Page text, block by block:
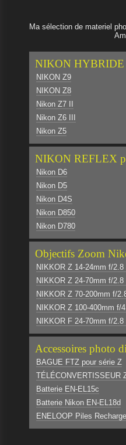
Ma sélection de materiel
NIKON HYBRIDE
NIKON Z9
NIKON Z8
Nikon Z7 II
Nikon Z6 III
Nikon Z5
NIKON REFLEX
Nikon D6
Nikon D5
Nikon D4S
Nikon D850
Nikon D780
Objectifs Zoom
NIKKOR Z 14-24mm f/2.8
NIKKOR Z 24-70mm f/2.8
NIKKOR Z 70-200mm f/
NIKKOR Z 100-400mm f/
NIKKOR F 24-70mm f/2.8
Accessoires photo
BAGUE FTZ pour série Z
TÉLÉCONVERTISSEUR
Batterie EN-EL15c
Batterie Nikon EN-EL18d
ENELOOP Piles